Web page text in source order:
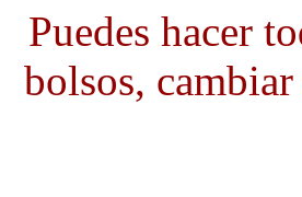
Puedes hacer
bolsos,